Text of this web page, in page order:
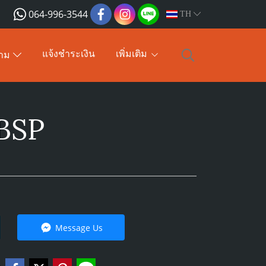
064-996-3544 TH
ม แจ้งชำระเงิน เพิ่มเติม
Message Us